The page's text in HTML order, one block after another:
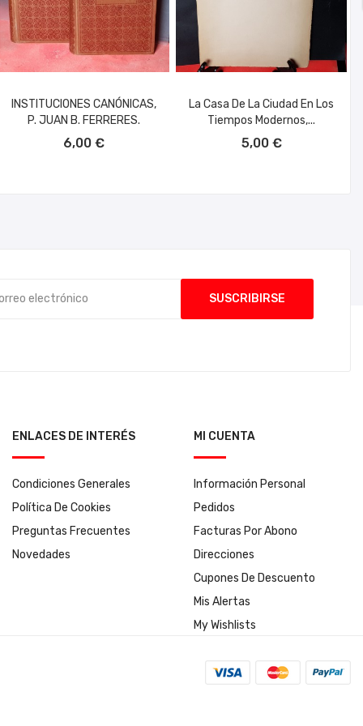
INSTITUCIONES CANÓNICAS,
P. JUAN B. FERRERES.
6,00 €
La Casa De La Ciudad En Los
Tiempos Modernos,...
5,00 €
ENLACES DE INTERÉS
Condiciones Generales
Política De Cookies
Preguntas Frecuentes
Novedades
MI CUENTA
Información Personal
Pedidos
Facturas Por Abono
Direcciones
Cupones De Descuento
Mis Alertas
My Wishlists